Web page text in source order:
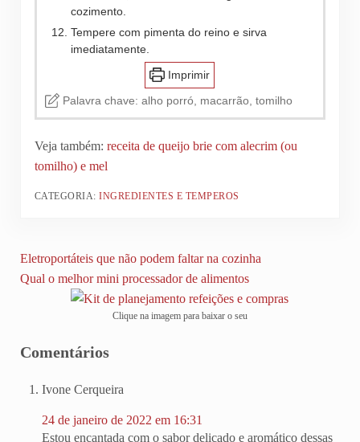
cozimento.
Tempere com pimenta do reino e sirva
imediatamente.
Imprimir
Palavra chave:alho porró, macarrão, tomilho
Veja também: receita de queijo brie com alecrim (ou
tomilho) e mel
CATEGORIA:INGREDIENTES E TEMPEROS
Post Anterior:
Eletroportáteis que não podem faltar na cozinha
Próximo Post:
Qual o melhor mini processador de alimentos
Clique na imagem para baixar o seu
Comentários
Ivone Cerqueira
24 de janeiro de 2022 em 16:31
Estou encantada com o sabor delicado e aromático dessas